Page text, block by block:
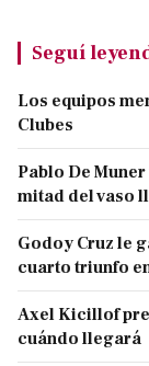
Seguí
Los equipos
Clubes
Pablo De
mitad del vaso
Godoy Cruz le
cuarto triunfo
Axel Kicillof
cuándo llegará